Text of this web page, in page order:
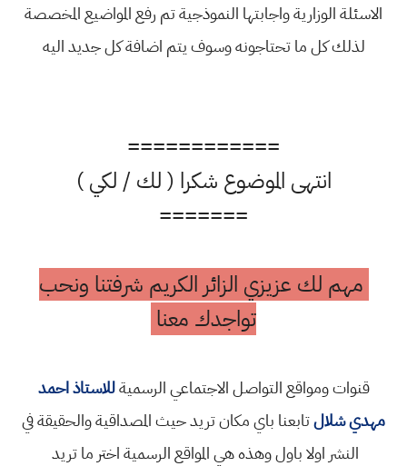
الاسئلة الوزارية واجابتها النموذجية تم رفع المواضيع المخصصة
لذلك كل ما تحتاجونه وسوف يتم اضافة كل جديد اليه
============
انتهى الموضوع شكرا ( لك / لكي )
=======
مهم لك عزيزي الزائر الكريم شرفتنا ونحب
تواجدك معنا
قنوات ومواقع التواصل الاجتماعي الرسميةللاستاذ احمد
مهدي شلالتابعنا باي مكان تريد حيث المصداقية والحقيقة في
النشر اولا باول وهذه هي المواقع الرسمية اختر ما تريد